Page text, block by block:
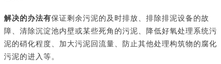
解决的办法有保证剩余污泥的及时排放、排除排泥设备的故
障、清除沉淀池内壁或某些死角的污泥、降低好氧处理系统污
泥的硝化程度、加大污泥回流量、防止其他处理构筑物的腐化
污泥的进入等。